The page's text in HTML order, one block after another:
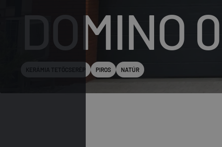
DOMINO
KERÁMIA TETŐCSERÉP PIROS NATÚR